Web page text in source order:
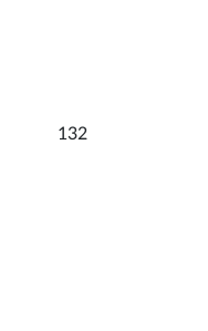
132